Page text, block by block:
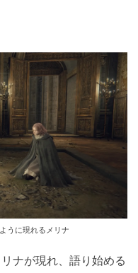
うに現れるメリナ
ナが現れ、語り始める